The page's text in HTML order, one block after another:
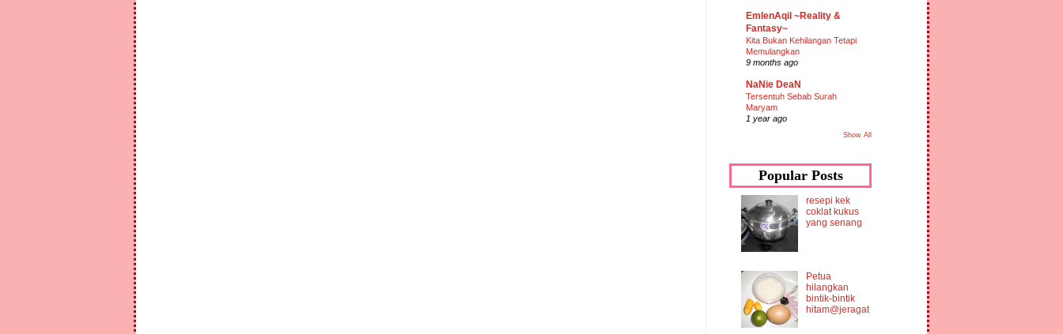
EmIenAqil ~Reality &
Fantasy~
Kita Bukan Kehilangan Tetapi
Memulangkan
9 months ago
NaNie DeaN
Tersentuh Sebab Surah
Maryam
1 year ago
Show All
Popular Posts
resepi kek
coklat kukus
yang senang
Petua
hilangkan
bintik-bintik
hitam@jeragat